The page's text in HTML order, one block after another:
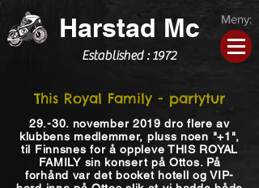
Harstad Mc
Established : 1972
Meny:
This Royal Family - partytur
29.-30. november 2019 dro flere av
klubbens medlemmer, pluss noen "+1",
til Finnsnes for å oppleve THIS ROYAL
FAMILY sin konsert på Ottos. På
forhånd var det booket hotell og VIP-